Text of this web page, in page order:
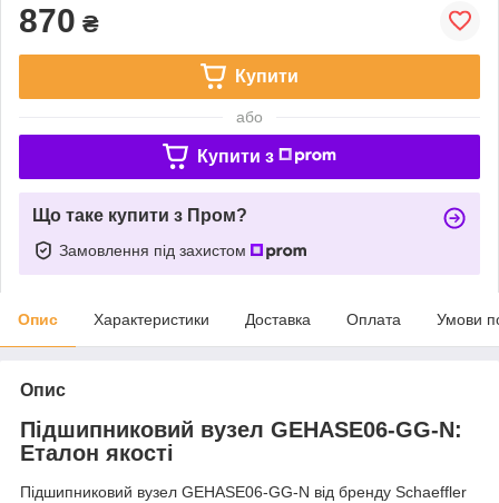
870 ₴
Купити
або
Купити з
Що таке купити з Пром?
Замовлення під захистом
Опис Характеристики Доставка Оплата Умови
Опис
Підшипниковий вузел GEHASE06-GG-N:
Еталон якості
Підшипниковий вузел GEHASE06-GG-N від бренду Schaeffler